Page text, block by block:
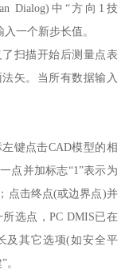
Dialog)中“方向1技
一个新步长值。
扫描开始后测量点表
矢。当所有数据输入
键点击CAD模型的相
点并加标志“1”表示为
点击终点(或边界点)并
所选点，PC DMIS已在
及其它选项(如安全平